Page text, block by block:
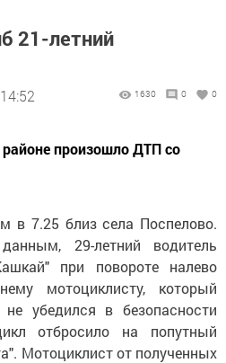
21-летний
1630 0 0
произошло ДТП со
в 7.25 близ села Поспелово.
29-летний водитель
при повороте налево
мотоциклисту, который
убедился в безопасности
отбросило на попутный
Мотоциклист от полученных